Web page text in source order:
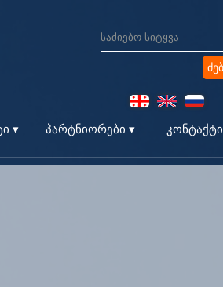
▾ პარტნიორები ▾ კონტაქტი
წიქელაშვილი